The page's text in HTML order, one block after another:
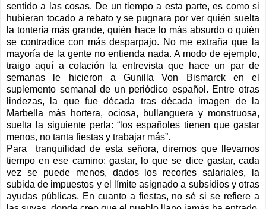
sentido a las cosas. De un tiempo a esta parte, es como si
hubieran tocado a rebato y se pugnara por ver quién suelta
la tontería más grande, quién hace lo más absurdo o quién
se contradice con más desparpajo. No me extraña que la
mayoría de la gente no entienda nada. A modo de ejemplo,
traigo aquí a colación la entrevista que hace un par de
semanas le hicieron a Gunilla Von Bismarck en el
suplemento semanal de un periódico español. Entre otras
lindezas, la que fue década tras década imagen de la
Marbella más hortera, ociosa, bullanguera y monstruosa,
suelta la siguiente perla: “los españoles tienen que gastar
menos, no tanta fiestas y trabajar más”.
Para
tranquilidad de esta señora, diremos que llevamos
tiempo en ese camino: gastar, lo que se dice gastar, cada
vez se puede menos, dados los recortes salariales, la
subida de impuestos y el límite asignado a subsidios y otras
ayudas públicas. En cuanto a fiestas, no sé si se refiere a